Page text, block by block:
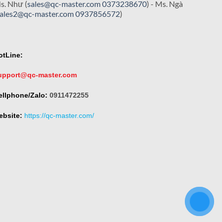
Như (sales@qc-master.com0373238670) - Ms. Ngà
master.com0937856572)
master.com
Zalo: 0911472255
https://qc-master.com/